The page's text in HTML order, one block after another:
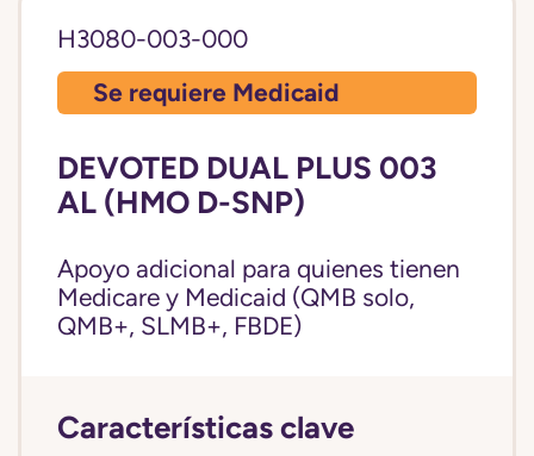
H3080-003-000
Se requiere Medicaid
DEVOTED DUAL PLUS 003
AL (HMO D-SNP)
Apoyo adicional para quienes tienen
Medicare y Medicaid (QMB solo,
QMB+, SLMB+, FBDE)
Características clave